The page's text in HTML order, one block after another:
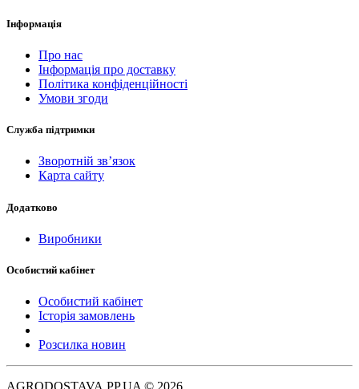
Інформація
Про нас
Інформація про доставку
Політика конфіденційності
Умови згоди
Служба підтримки
Зворотній зв’язок
Карта сайту
Додатково
Виробники
Особистий кабінет
Особистий кабінет
Історія замовлень
Розсилка новин
AGRODOSTAVA.PP.UA © 2026